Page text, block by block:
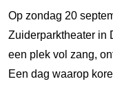
Op zondag 20
Zuiderparktheater in
een plek vol zang,
Een dag waarop